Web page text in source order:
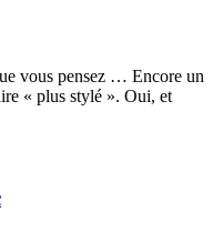
vous pensez … Encore un
« plus stylé ». Oui, et